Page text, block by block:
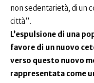
non sedentarietà, di un
città”.
L’espulsione di una
favore di un nuovo
verso questo nuovo
rappresentata come